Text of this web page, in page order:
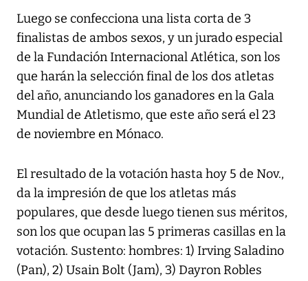
Luego se confecciona una lista corta de 3
finalistas de ambos sexos, y un jurado especial
de la Fundación Internacional Atlética, son los
que harán la selección final de los dos atletas
del año, anunciando los ganadores en la Gala
Mundial de Atletismo, que este año será el 23
de noviembre en Mónaco.
El resultado de la votación hasta hoy 5 de Nov.,
da la impresión de que los atletas más
populares, que desde luego tienen sus méritos,
son los que ocupan las 5 primeras casillas en la
votación. Sustento: hombres: 1) Irving Saladino
(Pan), 2) Usain Bolt (Jam), 3) Dayron Robles